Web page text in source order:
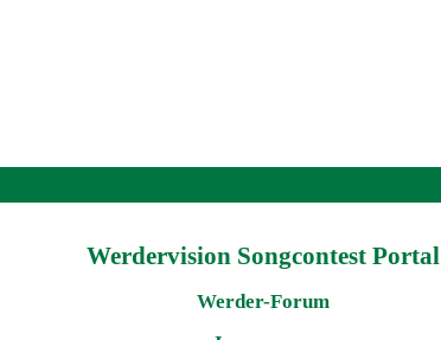
Werdervision Songcontest Portal
Werder-Forum